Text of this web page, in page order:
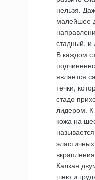
нельзя.
малейшее
стадный, и
В каждом
является
течки,
стадо
лидером. К
кожа на
Калкан
шею и